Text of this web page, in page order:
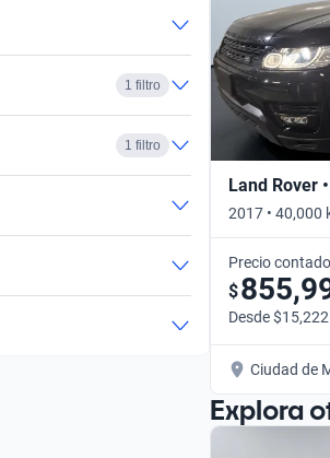
1 filtro
1 filtro
Land Rover
2017 • 40,000
Precio contado
$
Desde
Ciudad de
Explora